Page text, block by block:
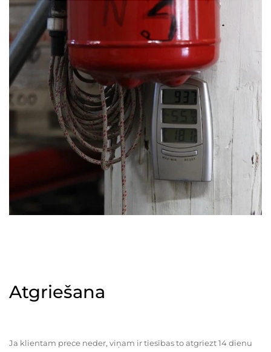
Atgriešana
Ja klientam prece neder, viņam ir tiesības to atgriezt 14 dienu